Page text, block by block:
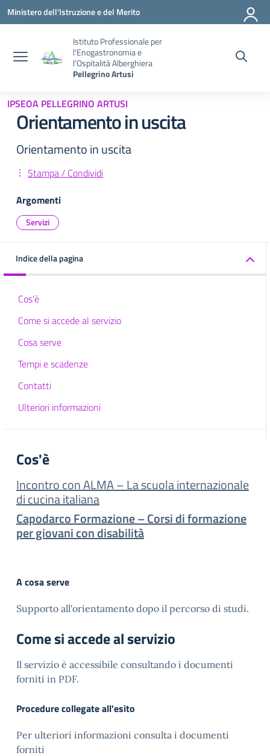
Vai ai contenuti
Vai al menu di navigazione
Vai al footer
Ministero dell'Istruzione e del Merito
Istituto Professionale per
l'Enogastronomia e
l'Ospitalità Alberghiera
Pellegrino Artusi
IPSEOA PELLEGRINO ARTUSI
Orientamento in uscita
Orientamento in uscita
Stampa / Condividi
Argomenti
Servizi
Indice della pagina
Cos'è
Come si accede al servizio
Cosa serve
Tempi e scadenze
Contatti
Ulteriori informazioni
Cos'è
Incontro con ALMA – La scuola internazionale
di cucina italiana
Capodarco Formazione – Corsi di formazione
per giovani con disabilità
A cosa serve
Supporto all'orientamento dopo il percorso di studi.
Come si accede al servizio
Il servizio è accessibile consultando i documenti
forniti in PDF.
Procedure collegate all'esito
Per ulteriori informazioni consulta i documenti
forniti